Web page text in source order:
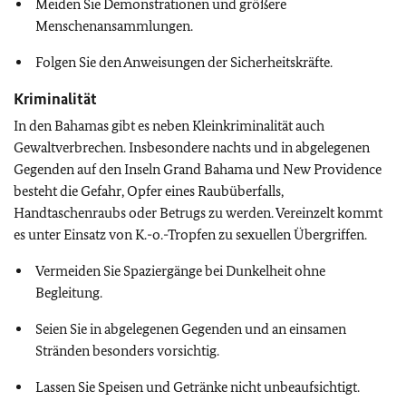
Meiden Sie Demonstrationen und größere
Menschenansammlungen.
Folgen Sie den Anweisungen der Sicherheitskräfte.
Kriminalität
In den Bahamas gibt es neben Kleinkriminalität auch
Gewaltverbrechen. Insbesondere nachts und in abgelegenen
Gegenden auf den Inseln Grand Bahama und New Providence
besteht die Gefahr, Opfer eines Raubüberfalls,
Handtaschenraubs oder Betrugs zu werden. Vereinzelt kommt
es unter Einsatz von K.-o.-Tropfen zu sexuellen Übergriffen.
Vermeiden Sie Spaziergänge bei Dunkelheit ohne
Begleitung.
Seien Sie in abgelegenen Gegenden und an einsamen
Stränden besonders vorsichtig.
Lassen Sie Speisen und Getränke nicht unbeaufsichtigt.